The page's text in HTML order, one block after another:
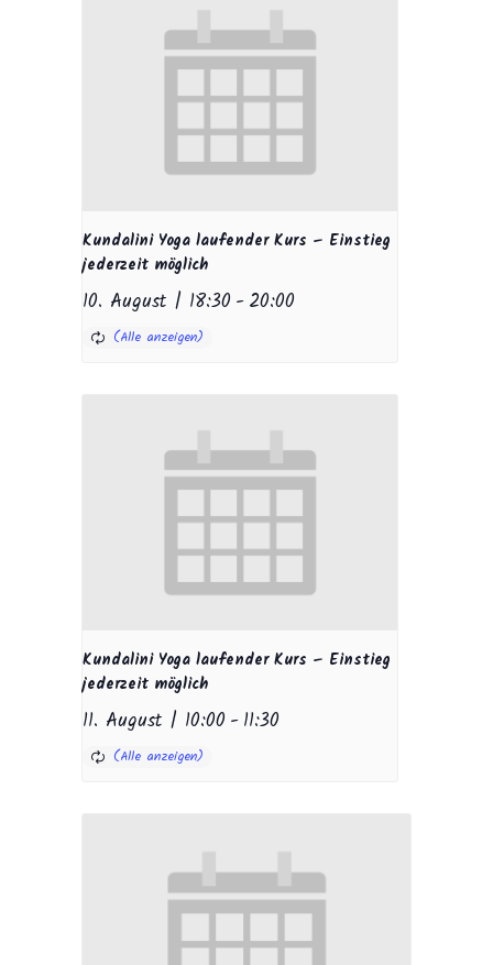
Kundalini Yoga laufender Kurs – Einstieg
jederzeit möglich
10. August | 18:30 -20:00
Kundalini Yoga laufender Kurs – Einstieg
jederzeit möglich
11. August | 10:00 -11:30